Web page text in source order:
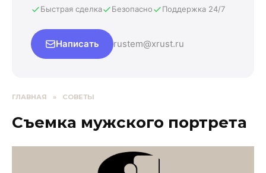
Быстрая сделка Безопасно Поддержка 24/7
Написать rustem@xrust.ru
ГЛАВНАЯ » СОВЕТЫ
Съемка мужского портрета